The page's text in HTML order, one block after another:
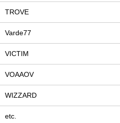
TROVE
Varde77
VICTIM
VOAAOV
WIZZARD
etc.